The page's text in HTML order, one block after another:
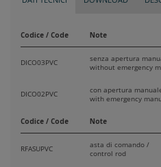
Codice / Code Note
DICO03PVC
senza apertura
without emergency
DICO02PVC
con apertura
with emergency
Codice / Code Note
RFASUPVC
asta di comando /
control rod